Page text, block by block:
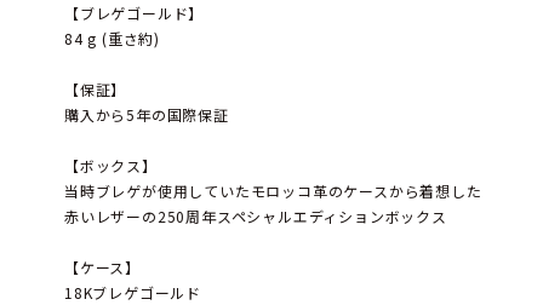
【ブレゲゴールド】
84 g (重さ約)
【保証】
購入から5年の国際保証
【ボックス】
当時ブレゲが使用していたモロッコ革のケースから着想した
赤いレザーの250周年スペシャルエディションボックス
【ケース】
18Kブレゲゴールド